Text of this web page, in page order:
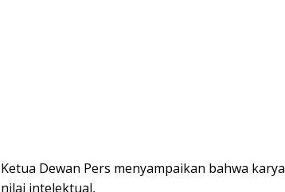
Ketua Dewan Pers menyampaikan bahwa
nilai intelektual,